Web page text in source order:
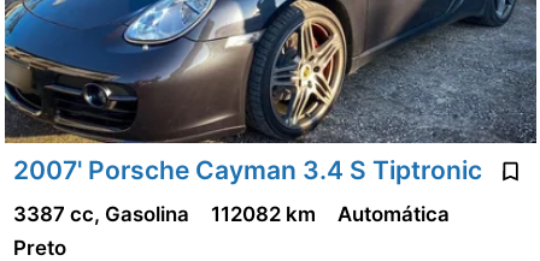
2007' Porsche Cayman 3.4 S Tiptronic
3387 cc, Gasolina 112082 km
Automática
Preto